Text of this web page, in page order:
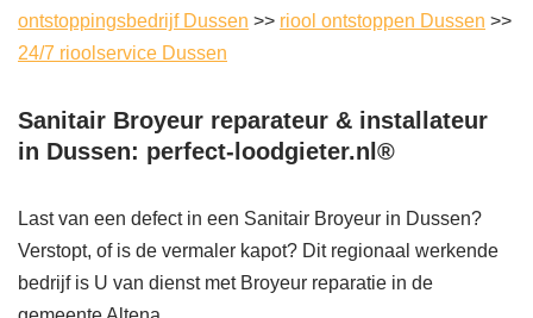
ontstoppingsbedrijf Dussen >> riool ontstoppen Dussen >>
24/7 rioolservice Dussen
Sanitair Broyeur reparateur & installateur
in Dussen: perfect-loodgieter.nl®
Last van een defect in een Sanitair Broyeur in Dussen?
Verstopt, of is de vermaler kapot? Dit regionaal werkende
bedrijf is U van dienst met Broyeur reparatie in de